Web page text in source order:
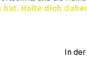
Halte dich
In